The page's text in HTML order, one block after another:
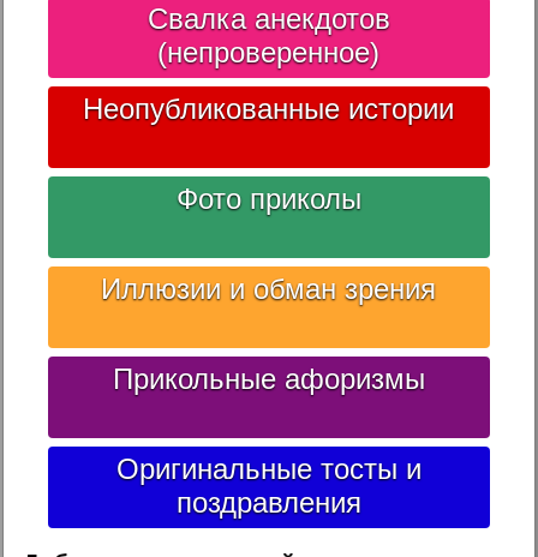
Свалка анекдотов
(непроверенное)
Неопубликованные истории
Фото приколы
Иллюзии и обман зрения
Прикольные афоризмы
Оригинальные тосты и
поздравления